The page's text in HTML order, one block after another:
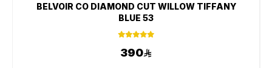
BELVOIR CO DIAMOND CUT WILLOW TIFFANY
BLUE 53
390